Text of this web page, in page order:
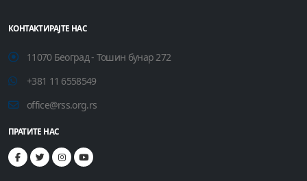
КОНТАКТИРАЈТЕ НАС
11070 Београд - Тошин бунар 272
+381 11 6558549
office@rss.org.rs
ПРАТИТЕ НАС